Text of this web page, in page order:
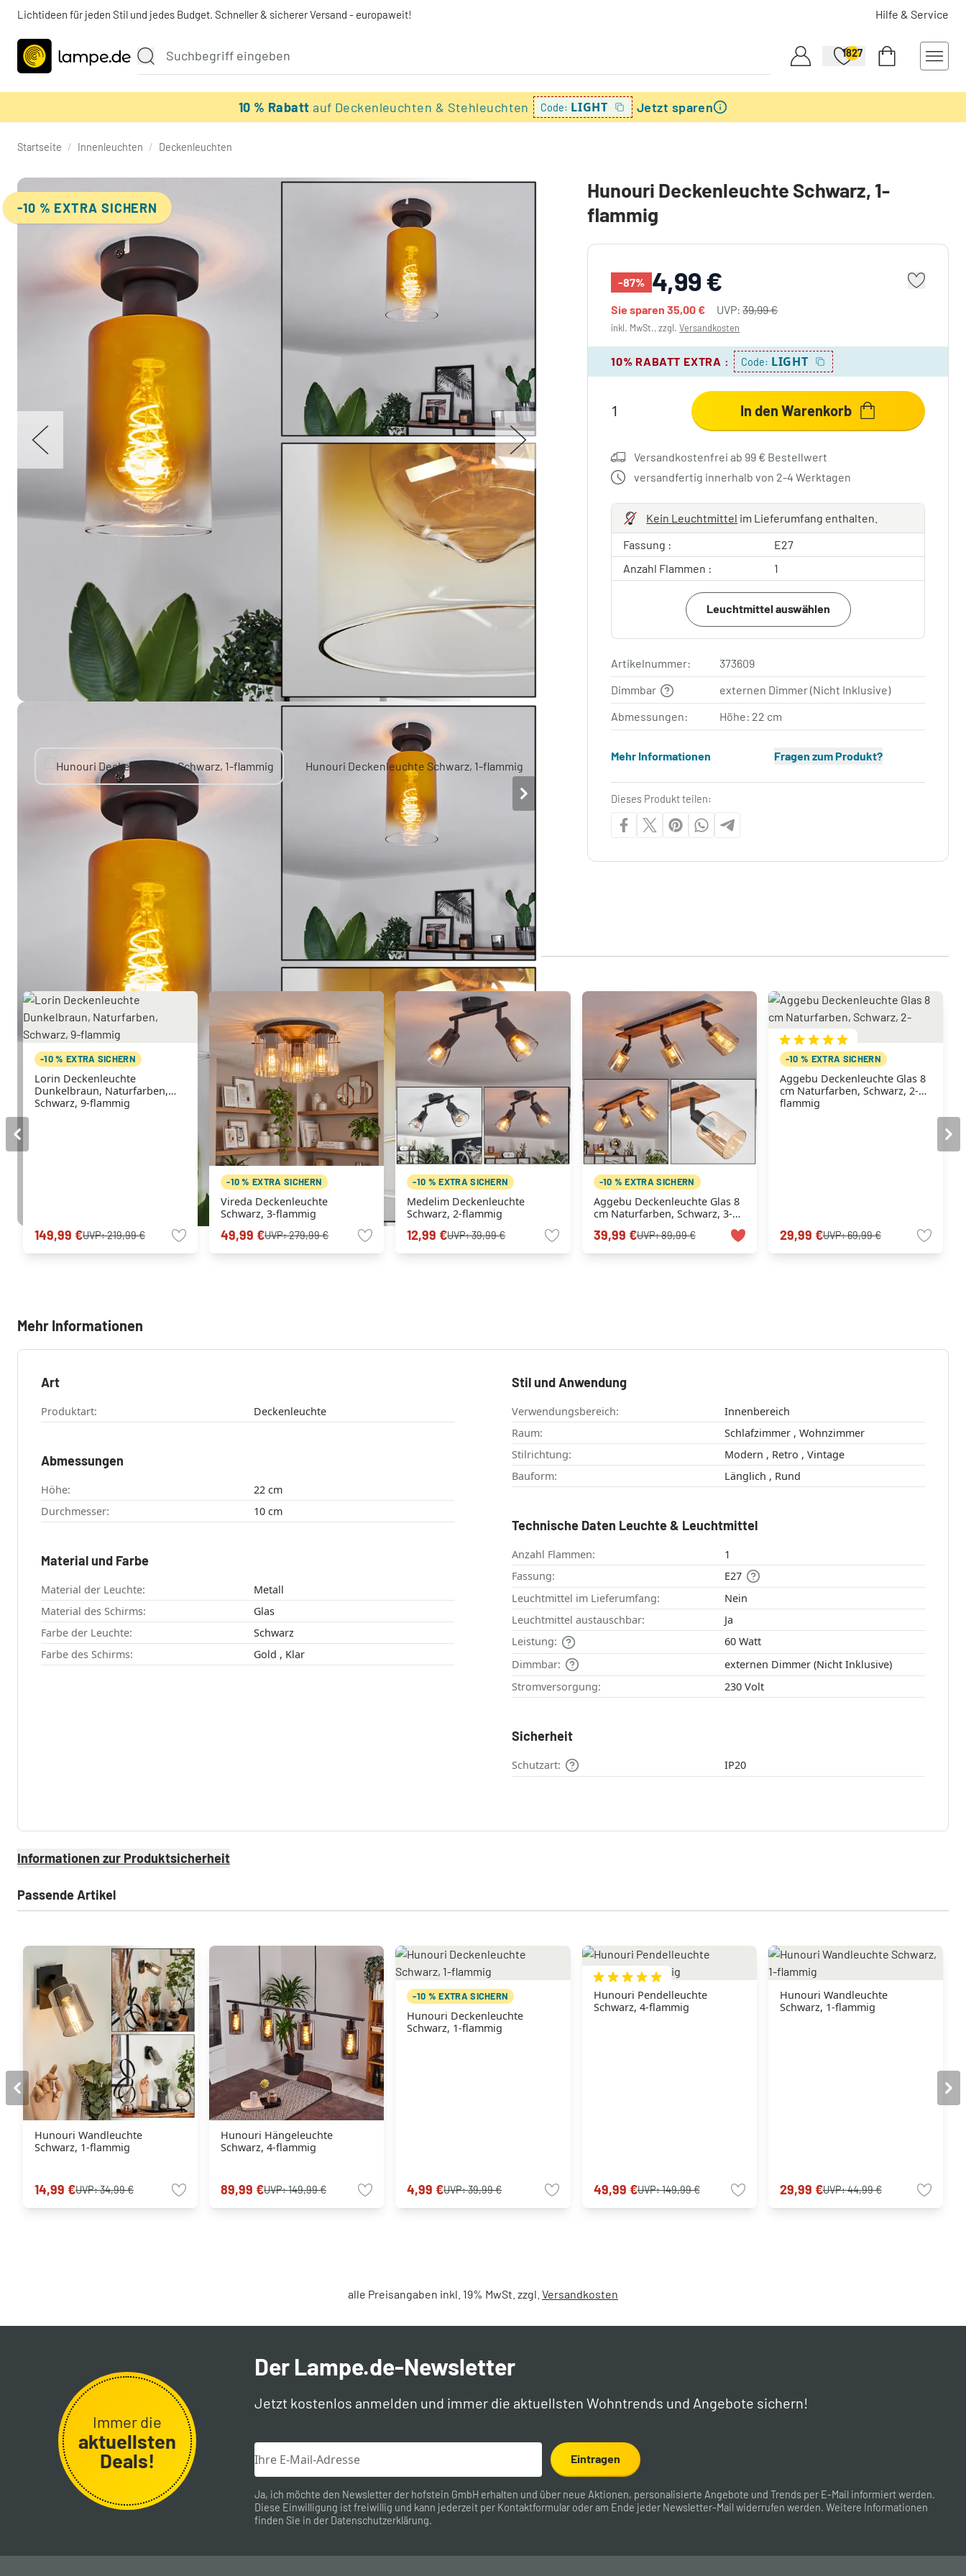
Lichtideen für jeden Stil und jedes Budget. Schneller & sicherer Versand - europaweit! Hilfe & Service
1827
10 % Rabattauf Deckenleuchten & Stehleuchten Code: LIGHT Jetzt sparen
Startseite / Innenleuchten / Deckenleuchten
-10 % EXTRA SICHERN
Hunouri Deckenleuchte Schwarz, 1-
flammig
-87% 4,99 €
Sie sparen35,00 € UVP:39,99 €
inkl. MwSt., zzgl.Versandkosten
10% RABATT EXTRA : Code: LIGHT
In den Warenkorb
Versandkostenfrei ab 99 € Bestellwert
versandfertig innerhalb von 2-4 Werktagen
Kein Leuchtmittel im Lieferumfang enthalten.
Fassung :
E27
Anzahl Flammen :
1
Leuchtmittel auswählen
Artikelnummer:
373609
Dimmbar
externen Dimmer (Nicht Inklusive)
Abmessungen:
Höhe: 22 cm
Mehr Informationen Fragen zum Produkt?
Dieses Produkt teilen:
Sie mögen vielleicht auch
-10 % EXTRA SICHERN
Lorin Deckenleuchte
Dunkelbraun, Naturfarben,
Schwarz, 9-flammig
149,99 €UVP:219,99 €
-10 % EXTRA SICHERN
Vireda Deckenleuchte
Schwarz, 3-flammig
49,99 €UVP:279,99 €
-10 % EXTRA SICHERN
Medelim Deckenleuchte
Schwarz, 2-flammig
12,99 €UVP:39,99 €
-10 % EXTRA SICHERN
Aggebu Deckenleuchte Glas 8
cm Naturfarben, Schwarz, 3-
39,99 €UVP:89,99 €
-10 % EXTRA SICHERN
Aggebu Deckenleuchte Glas 8
cm Naturfarben, Schwarz, 2-
flammig
29,99 €UVP:69,99 €
Mehr Informationen
Art
Produktart: Deckenleuchte
Abmessungen
Höhe:
22 cm
Durchmesser:
10 cm
Material und Farbe
Material der Leuchte:
Metall
Material des Schirms:
Glas
Farbe der Leuchte:
Schwarz
Farbe des Schirms:
Gold , Klar
Stil und Anwendung
Verwendungsbereich:
Innenbereich
Raum:
Schlafzimmer , Wohnzimmer
Stilrichtung:
Modern , Retro , Vintage
Bauform:
Länglich , Rund
Technische Daten Leuchte & Leuchtmittel
Anzahl Flammen:
1
Fassung:
E27
Leuchtmittel im Lieferumfang:
Nein
Leuchtmittel austauschbar:
Ja
Leistung:
60 Watt
Dimmbar:
externen Dimmer (Nicht Inklusive)
Stromversorgung:
230 Volt
Sicherheit
Schutzart: IP20
Informationen zur Produktsicherheit
Passende Artikel
Hunouri Wandleuchte
Schwarz, 1-flammig
14,99 €UVP:34,99 €
Hunouri Hängeleuchte
Schwarz, 4-flammig
89,99 €UVP:149,99 €
-10 % EXTRA SICHERN
Hunouri Deckenleuchte
Schwarz, 1-flammig
4,99 €UVP:39,99 €
Hunouri Pendelleuchte
Schwarz, 4-flammig
49,99 €UVP:149,99 €
Hunouri Wandleuchte
Schwarz, 1-flammig
29,99 €UVP:44,99 €
alle Preisangaben inkl. 19% MwSt. zzgl. Versandkosten
Immer die
aktuellsten
Deals!
Der Lampe.de-Newsletter
Jetzt kostenlos anmelden und immer die aktuellsten Wohntrends und Angebote sichern!
Eintragen
Ja, ich möchte den Newsletter der hofstein GmbH erhalten und über neue Aktionen, personalisierte Angebote und Trends per E-Mail informiert werden.
Diese Einwilligung ist freiwillig und kann jederzeit per Kontaktformular oder am Ende jeder Newsletter-Mail widerrufen werden. Weitere Informationen
finden Sie in der Datenschutzerklärung.